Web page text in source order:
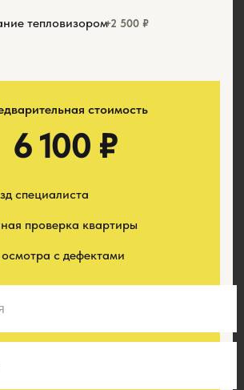
тепловизором+2 500 ₽
стоимость
6 100 ₽
специалиста
проверка квартиры
с дефектами